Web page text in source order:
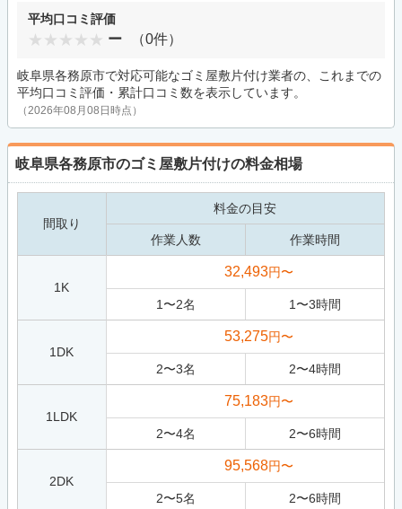
平均口コミ評価
ー （0件）
岐阜県各務原市で対応可能なゴミ屋敷片付け業者の、これまでの
平均口コミ評価・累計口コミ数を表示しています。
（2026年08月08日時点）
岐阜県各務原市のゴミ屋敷片付けの料金相場
間取り
料金の目安
作業人数 作業時間
1K
32,493円〜
1 〜2名 1 〜3時間
1DK
53,275円〜
2〜3名 2〜4時間
1LDK
75,183円〜
2〜4名 2〜6時間
2DK
95,568円〜
2〜5名 2〜6時間